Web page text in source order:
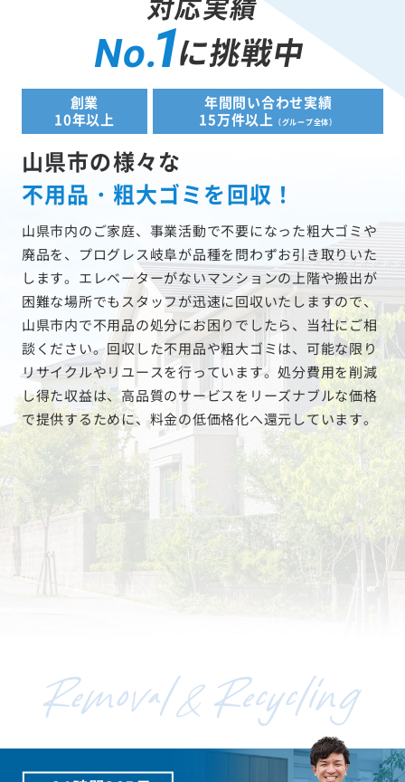
対応実績
No.1に挑戦中
創業
10年以上
年間問い合わせ実績
15万件以上（グループ全体）
山県市の様々な
不用品・粗大ゴミを回収！
山県市内のご家庭、事業活動で不要になった粗大ゴミや
廃品を、プログレス岐阜が品種を問わずお引き取りいた
します。エレベーターがないマンションの上階や搬出が
困難な場所でもスタッフが迅速に回収いたしますので、
山県市内で不用品の処分にお困りでしたら、当社にご相
談ください。回収した不用品や粗大ゴミは、可能な限り
リサイクルやリユースを行っています。処分費用を削減
し得た収益は、高品質のサービスをリーズナブルな価格
で提供するために、料金の低価格化へ還元しています。